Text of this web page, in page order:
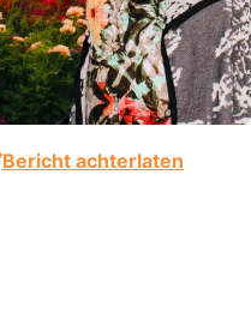
Bericht achterlaten